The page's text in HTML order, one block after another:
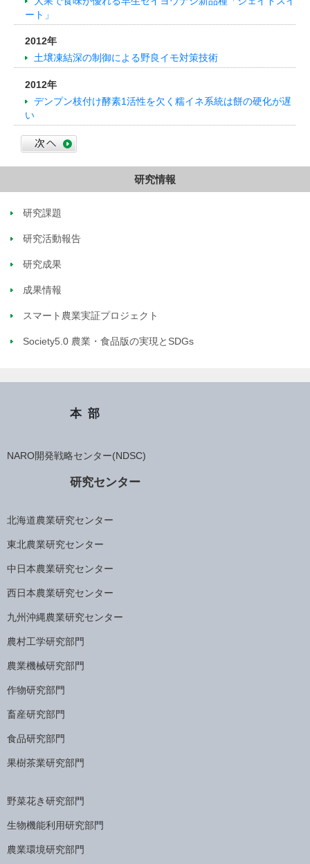
ート」
2012年
土壌凍結深の制御による野良イモ対策技術
2012年
デンプン枝付け酵素1活性を欠く糯イネ系統は餅の硬化が遅
い
研究情報
研究課題
研究活動報告
研究成果
成果情報
スマート農業実証プロジェクト
Society5.0 農業・食品版の実現とSDGs
本部
NARO開発戦略センター(NDSC)
研究センター
北海道農業研究センター
東北農業研究センター
中日本農業研究センター
西日本農業研究センター
九州沖縄農業研究センター
農村工学研究部門
農業機械研究部門
作物研究部門
畜産研究部門
食品研究部門
果樹茶業研究部門
野菜花き研究部門
生物機能利用研究部門
農業環境研究部門